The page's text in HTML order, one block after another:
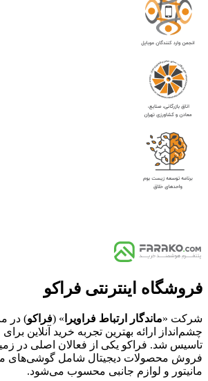
فروشگاه اینترنتی فراکو
شرکت «ماندگار ارتباط فراویرا » (فراکو
چشم‌انداز ارائه بهترین تجربه خرید آنلاین
تاسیس شد. فراکو یکی از فعالان اصلی در
فروش محصولات دیجیتال شامل گوشی‌های
مانیتور و لوازم جانبی محسوب می‌شود.